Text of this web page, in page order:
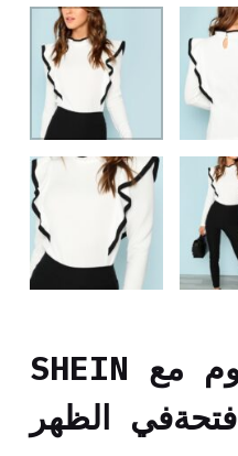
SHEIN لباس بناتي كوم مع
فتحةفي الظهر